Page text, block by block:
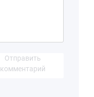
Отправить
комментарий